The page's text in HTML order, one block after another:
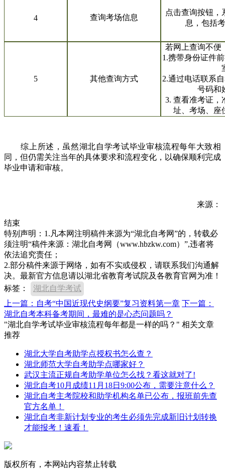
4 查询考场信息
点击查询按钮，
息，包括
5 其他查询方式
若网上查询不便
1.携带身份证件
2.通过电话联系
号码和
3. 查看准考证，
址、考场、座
综上所述，虽然湖北自学考试毕业审核流程每年大致相
同，但仍需关注当年的具体要求和流程变化，以确保顺利完成
毕业申请和审核。
来源：
结束
特别声明：1.凡本网注明稿件来源为“湖北自考网”的，转载必
须注明“稿件来源：湖北自考网（www.hbzkw.com）”,违者将
依法追究责任；
2.部分稿件来源于网络，如有不实或侵权，请联系我们沟通解
决。最新官方信息请以湖北省教育考试院及各教育官网为准！
标签：
湖北自学考试
上一篇：自考“中国近现代史纲要”复习资料第一章 下一篇：
湖北自考本科备考期间，最难的是心态问题吗？
"湖北自学考试毕业审核流程每年都是一样的吗？" 相关文章
推荐
湖北大学自考助学点授权书怎么查？
湖北师范大学自考助学点哪家好？
武汉主流正规自考助学单位怎么找？看这就对了!
湖北自考10月成绩11月18日9:00公布，需要注意什么？
湖北自考主考院校和助学机构名单已公布，报班前先查
官方名单！
湖北自考非新计划专业的考生必须先完成新旧计划转换
才能报考！速看！
版权所有，本网站内容禁止转载